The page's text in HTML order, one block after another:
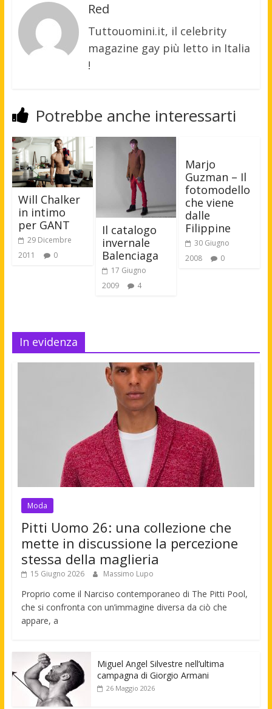
Red
Tuttouomini.it, il celebrity
magazine gay più letto in Italia
!
Potrebbe anche interessarti
Will Chalker
in intimo
per GANT
29 Dicembre
2011
0
Il catalogo
invernale
Balenciaga
17 Giugno
2009
4
Marjo
Guzman – Il
fotomodello
che viene
dalle
Filippine
30 Giugno
2008
0
In evidenza
Moda
Pitti Uomo 26: una collezione che
mette in discussione la percezione
stessa della maglieria
15 Giugno 2026 Massimo Lupo
Proprio come il Narciso contemporaneo di The Pitti Pool,
che si confronta con un’immagine diversa da ciò che
appare, a
Miguel Angel Silvestre nell’ultima
campagna di Giorgio Armani
26 Maggio 2026